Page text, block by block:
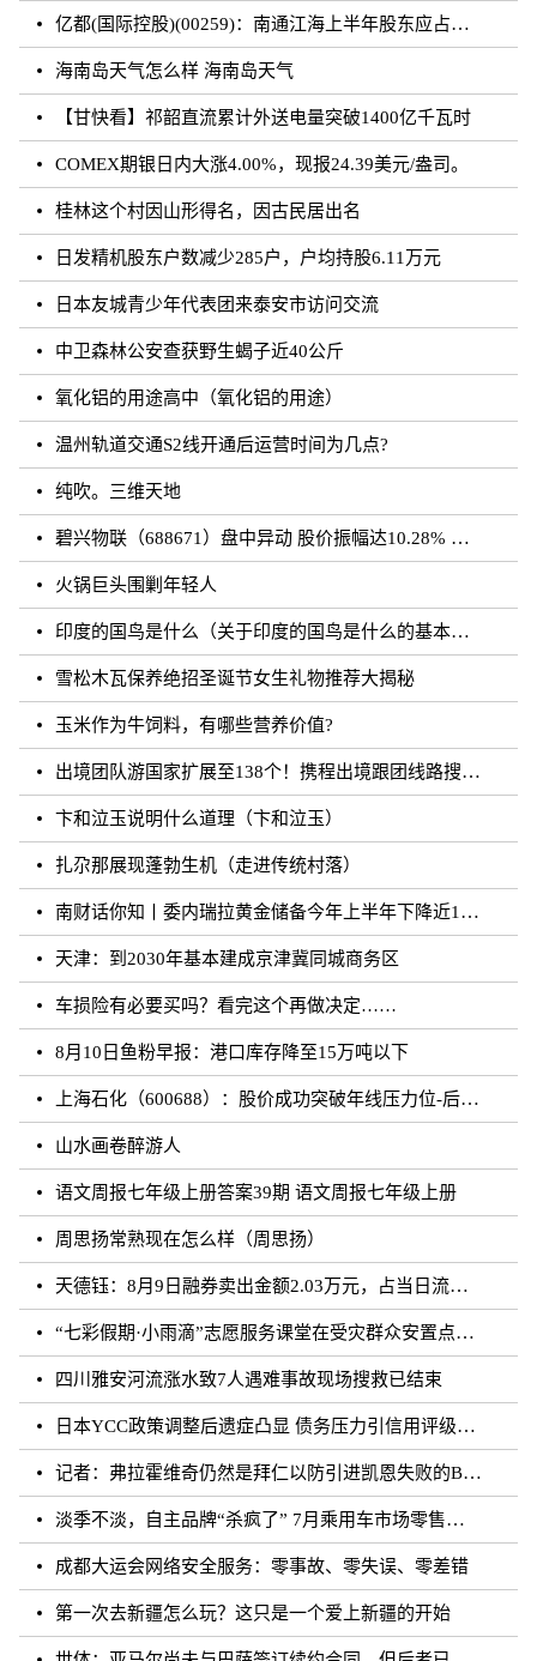
亿都(国际控股)(00259)：南通江海上半年股东应占溢利约3.62亿元 同比增加21.01%
海南岛天气怎么样 海南岛天气
【甘快看】祁韶直流累计外送电量突破1400亿千瓦时
COMEX期银日内大涨4.00%，现报24.39美元/盎司。
桂林这个村因山形得名，因古民居出名
日发精机股东户数减少285户，户均持股6.11万元
日本友城青少年代表团来泰安市访问交流
中卫森林公安查获野生蝎子近40公斤
氧化铝的用途高中（氧化铝的用途）
温州轨道交通S2线开通后运营时间为几点?
纯吹。三维天地
碧兴物联（688671）盘中异动 股价振幅达10.28% 跌7.03% 报55.2元（08-23）
火锅巨头围剿年轻人
印度的国鸟是什么（关于印度的国鸟是什么的基本详情介绍）
雪松木瓦保养绝招圣诞节女生礼物推荐大揭秘
玉米作为牛饲料，有哪些营养价值?
出境团队游国家扩展至138个！携程出境跟团线路搜索涨超20倍
卞和泣玉说明什么道理（卞和泣玉）
扎尕那展现蓬勃生机（走进传统村落）
南财话你知丨委内瑞拉黄金储备今年上半年下降近12%，原因何在？广东“织网”记：全面迈入“高铁时代”，轨道沿线隆起大产业带
天津：到2030年基本建成京津冀同城商务区
车损险有必要买吗？看完这个再做决定……
8月10日鱼粉早报：港口库存降至15万吨以下
上海石化（600688）：股价成功突破年线压力位-后市看多（涨）（08-10）
山水画卷醉游人
语文周报七年级上册答案39期 语文周报七年级上册
周思扬常熟现在怎么样（周思扬）
天德钰：8月9日融券卖出金额2.03万元，占当日流出金额的0.41%
“七彩假期·小雨滴”志愿服务课堂在受灾群众安置点开课
四川雅安河流涨水致7人遇难事故现场搜救已结束
日本YCC政策调整后遗症凸显 债务压力引信用评级下调隐忧
记者：弗拉霍维奇仍然是拜仁以防引进凯恩失败的B方案
淡季不淡，自主品牌“杀疯了” 7月乘用车市场零售达177.5万辆
成都大运会网络安全服务：零事故、零失误、零差错
第一次去新疆怎么玩？这只是一个爱上新疆的开始